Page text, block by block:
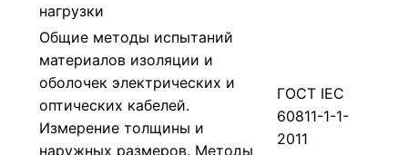
нагрузки
Общие методы испытаний
материалов изоляции и
оболочек электрических и
оптических кабелей.
Измерение толщины и
наружных размеров. Методы
ГОСТ IEC
60811-1-1-
2011